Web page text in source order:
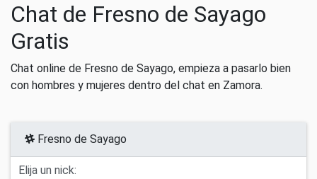
Chat de Fresno de Sayago
Gratis
Chat online de Fresno de Sayago, empieza a pasarlo bien
con hombres y mujeres dentro del chat en Zamora.
Fresno de Sayago
Elija un nick: